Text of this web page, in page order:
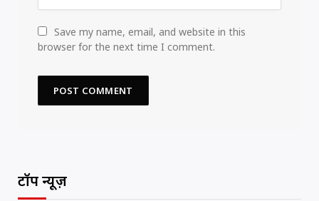
Save my name, email, and website in this
browser for the next time I comment.
टॉप न्यूज़